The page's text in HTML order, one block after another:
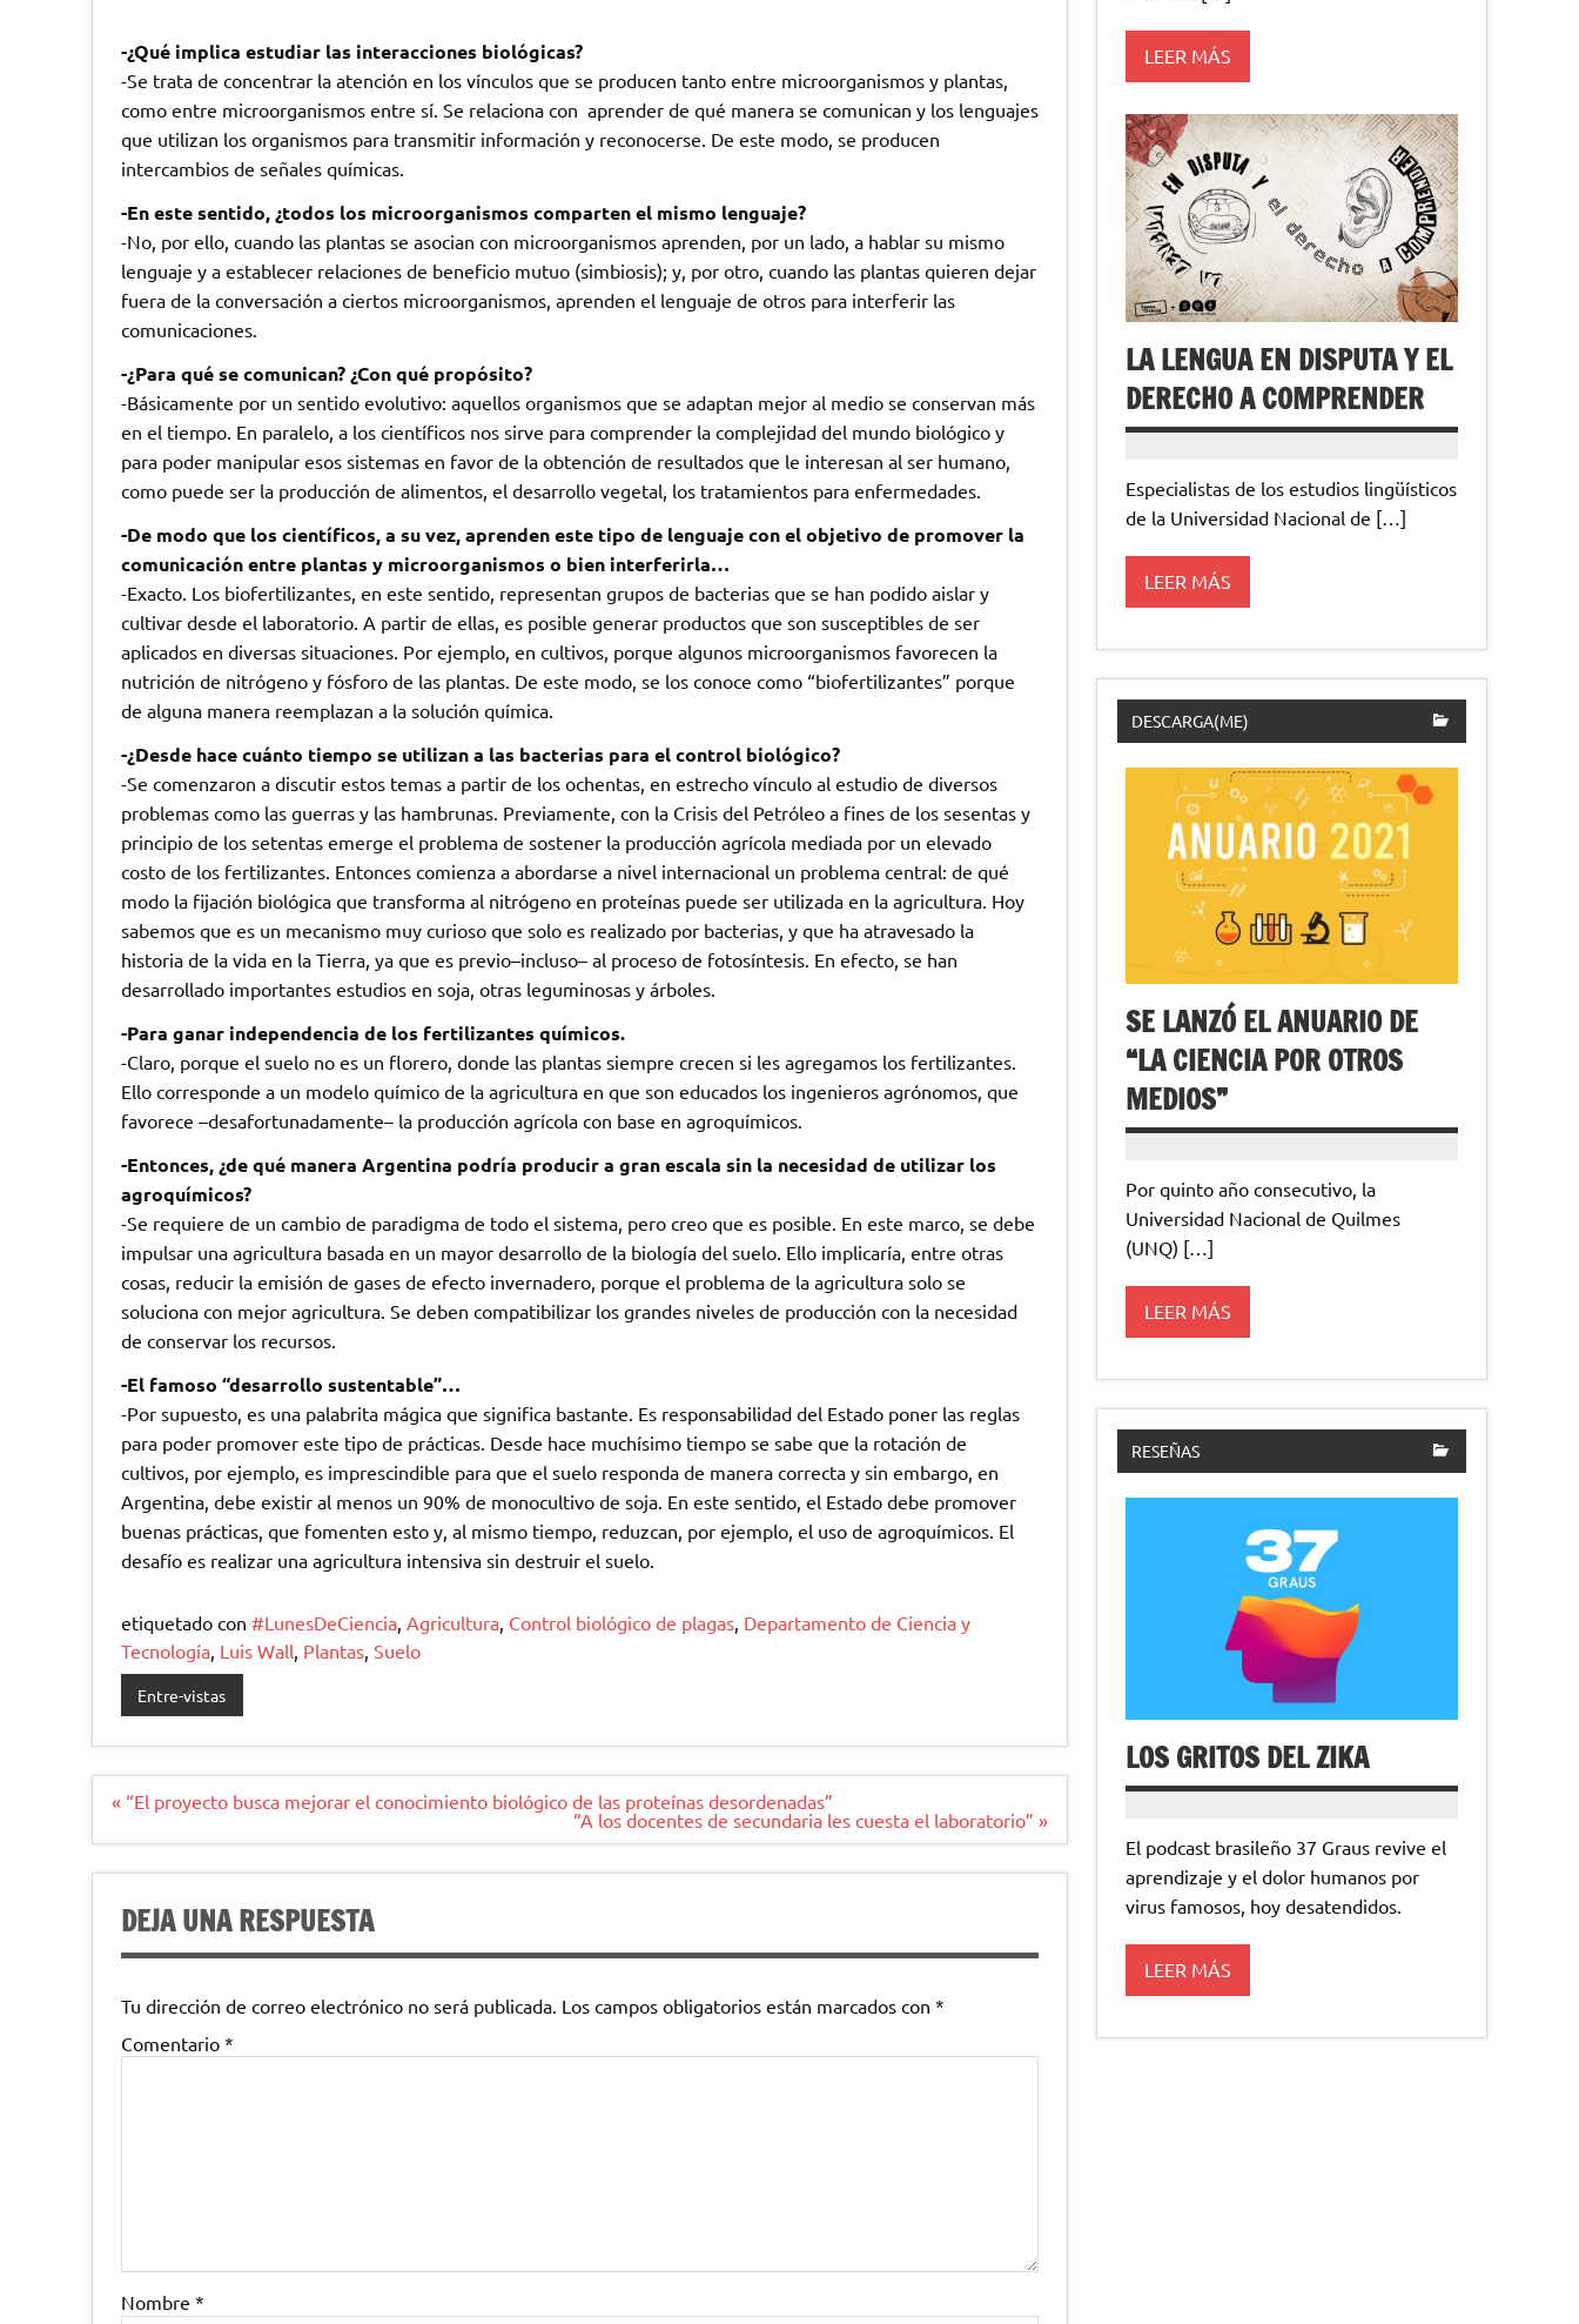
-¿Qué implica estudiar las interacciones biológicas?
-Se trata de concentrar la atención en los vínculos que se producen tanto entre microorganismos y plantas,
como entre microorganismos entre sí. Se relaciona con aprender de qué manera se comunican y los lenguajes
que utilizan los organismos para transmitir información y reconocerse. De este modo, se producen
intercambios de señales químicas.
-En este sentido, ¿todos los microorganismos comparten el mismo lenguaje?
-No, por ello, cuando las plantas se asocian con microorganismos aprenden, por un lado, a hablar su mismo
lenguaje y a establecer relaciones de beneficio mutuo (simbiosis); y, por otro, cuando las plantas quieren dejar
fuera de la conversación a ciertos microorganismos, aprenden el lenguaje de otros para interferir las
comunicaciones.
-¿Para qué se comunican? ¿Con qué propósito?
-Básicamente por un sentido evolutivo: aquellos organismos que se adaptan mejor al medio se conservan más
en el tiempo. En paralelo, a los científicos nos sirve para comprender la complejidad del mundo biológico y
para poder manipular esos sistemas en favor de la obtención de resultados que le interesan al ser humano,
como puede ser la producción de alimentos, el desarrollo vegetal, los tratamientos para enfermedades.
-De modo que los científicos, a su vez, aprenden este tipo de lenguaje con el objetivo de promover la
comunicación entre plantas y microorganismos o bien interferirla…
-Exacto. Los biofertilizantes, en este sentido, representan grupos de bacterias que se han podido aislar y
cultivar desde el laboratorio. A partir de ellas, es posible generar productos que son susceptibles de ser
aplicados en diversas situaciones. Por ejemplo, en cultivos, porque algunos microorganismos favorecen la
nutrición de nitrógeno y fósforo de las plantas. De este modo, se los conoce como “biofertilizantes” porque
de alguna manera reemplazan a la solución química.
-¿Desde hace cuánto tiempo se utilizan a las bacterias para el control biológico?
-Se comenzaron a discutir estos temas a partir de los ochentas, en estrecho vínculo al estudio de diversos
problemas como las guerras y las hambrunas. Previamente, con la Crisis del Petróleo a fines de los sesentas y
principio de los setentas emerge el problema de sostener la producción agrícola mediada por un elevado
costo de los fertilizantes. Entonces comienza a abordarse a nivel internacional un problema central: de qué
modo la fijación biológica que transforma al nitrógeno en proteínas puede ser utilizada en la agricultura. Hoy
sabemos que es un mecanismo muy curioso que solo es realizado por bacterias, y que ha atravesado la
historia de la vida en la Tierra, ya que es previo–incluso– al proceso de fotosíntesis. En efecto, se han
desarrollado importantes estudios en soja, otras leguminosas y árboles.
-Para ganar independencia de los fertilizantes químicos.
-Claro, porque el suelo no es un florero, donde las plantas siempre crecen si les agregamos los fertilizantes.
Ello corresponde a un modelo químico de la agricultura en que son educados los ingenieros agrónomos, que
favorece –desafortunadamente– la producción agrícola con base en agroquímicos.
-Entonces, ¿de qué manera Argentina podría producir a gran escala sin la necesidad de utilizar los
agroquímicos?
-Se requiere de un cambio de paradigma de todo el sistema, pero creo que es posible. En este marco, se debe
impulsar una agricultura basada en un mayor desarrollo de la biología del suelo. Ello implicaría, entre otras
cosas, reducir la emisión de gases de efecto invernadero, porque el problema de la agricultura solo se
soluciona con mejor agricultura. Se deben compatibilizar los grandes niveles de producción con la necesidad
de conservar los recursos.
-El famoso “desarrollo sustentable”…
-Por supuesto, es una palabrita mágica que significa bastante. Es responsabilidad del Estado poner las reglas
para poder promover este tipo de prácticas. Desde hace muchísimo tiempo se sabe que la rotación de
cultivos, por ejemplo, es imprescindible para que el suelo responda de manera correcta y sin embargo, en
Argentina, debe existir al menos un 90% de monocultivo de soja. En este sentido, el Estado debe promover
buenas prácticas, que fomenten esto y, al mismo tiempo, reduzcan, por ejemplo, el uso de agroquímicos. El
desafío es realizar una agricultura intensiva sin destruir el suelo.
etiquetado con #LunesDeCiencia, Agricultura, Control biológico de plagas, Departamento de Ciencia y
Tecnología, Luis Wall, Plantas, Suelo
Entre-vistas
Navegación
« “El proyecto busca mejorar el conocimiento biológico de las proteínas desordenadas”
“A los docentes de secundaria les cuesta el laboratorio” »
DEJA UNA RESPUESTA
Tu dirección de correo electrónico no será publicada. Los campos obligatorios están marcados con *
Comentario *
Nombre *
LEER MÁS
LA LENGUA EN DISPUTA Y EL
DERECHO A COMPRENDER
Especialistas de los estudios lingüísticos
de la Universidad Nacional de […]
LEER MÁS
DESCARGA(ME)
SE LANZÓ EL ANUARIO DE
“LA CIENCIA POR OTROS
MEDIOS”
Por quinto año consecutivo, la
Universidad Nacional de Quilmes
(UNQ) […]
LEER MÁS
RESEÑAS
LOS GRITOS DEL ZIKA
El podcast brasileño 37 Graus revive el
aprendizaje y el dolor humanos por
virus famosos, hoy desatendidos.
LEER MÁS